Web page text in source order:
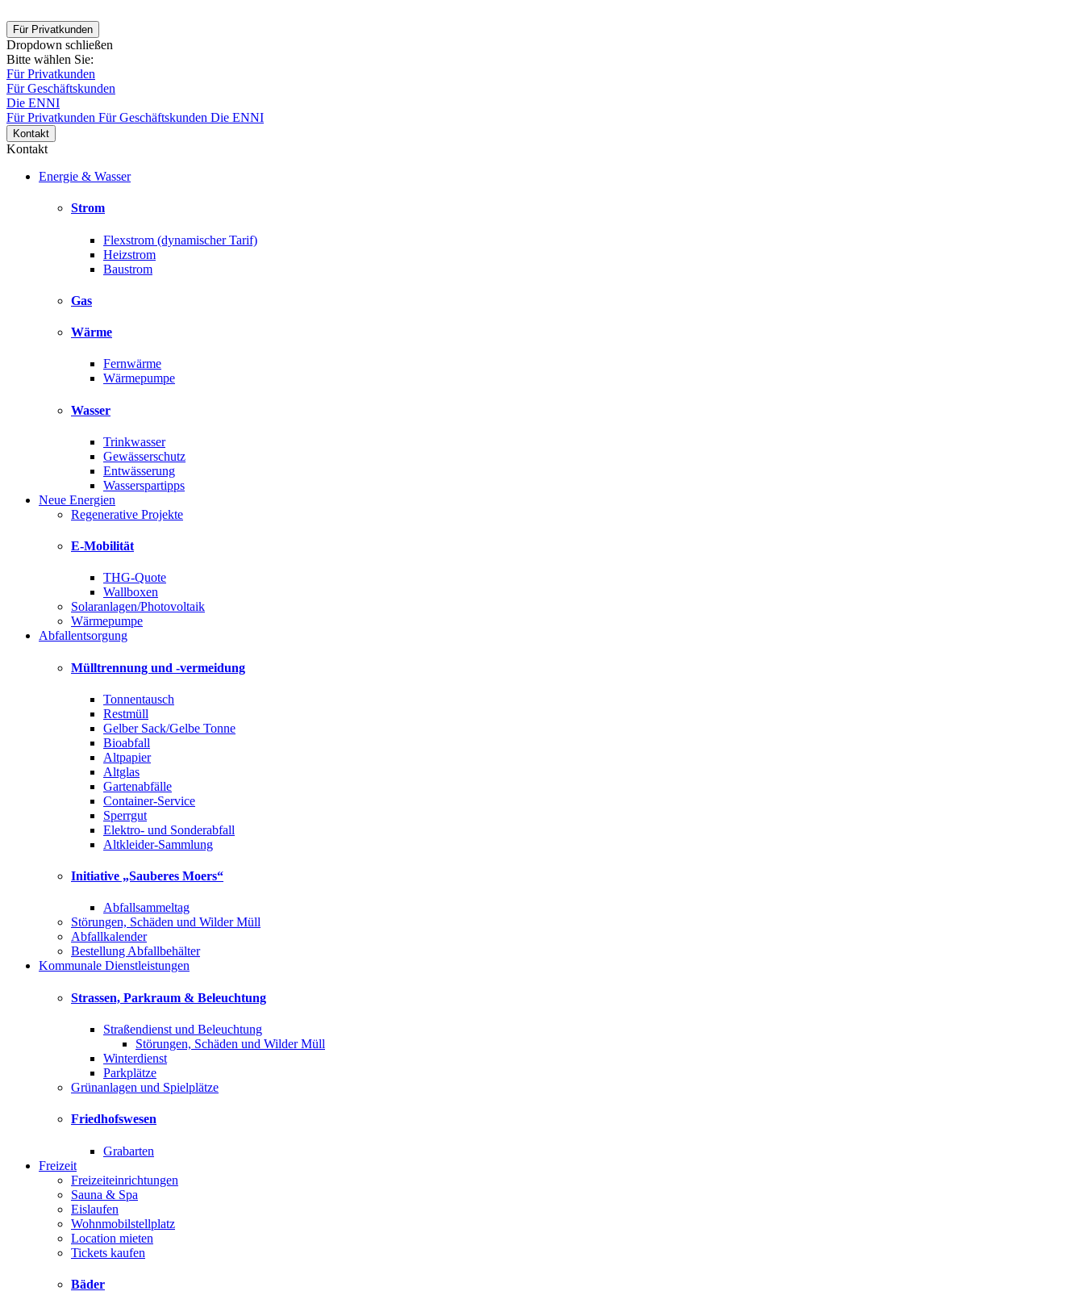
Für Privatkunden
Dropdown schließen
Bitte wählen Sie:
Für Privatkunden
Für Geschäftskunden
Die ENNI
Für Privatkunden Für Geschäftskunden Die ENNI
Kontakt
Kontakt
Energie & Wasser
Strom
Flexstrom (dynamischer Tarif)
Heizstrom
Baustrom
Gas
Wärme
Fernwärme
Wärmepumpe
Wasser
Trinkwasser
Gewässerschutz
Entwässerung
Wasserspartipps
Neue Energien
Regenerative Projekte
E-Mobilität
THG-Quote
Wallboxen
Solaranlagen/Photovoltaik
Wärmepumpe
Abfallentsorgung
Mülltrennung und -vermeidung
Tonnentausch
Restmüll
Gelber Sack/Gelbe Tonne
Bioabfall
Altpapier
Altglas
Gartenabfälle
Container-Service
Sperrgut
Elektro- und Sonderabfall
Altkleider-Sammlung
Initiative „Sauberes Moers“
Abfallsammeltag
Störungen, Schäden und Wilder Müll
Abfallkalender
Bestellung Abfallbehälter
Kommunale Dienstleistungen
Strassen, Parkraum & Beleuchtung
Straßendienst und Beleuchtung
Störungen, Schäden und Wilder Müll
Winterdienst
Parkplätze
Grünanlagen und Spielplätze
Friedhofswesen
Grabarten
Freizeit
Freizeiteinrichtungen
Sauna & Spa
Eislaufen
Wohnmobilstellplatz
Location mieten
Tickets kaufen
Bäder